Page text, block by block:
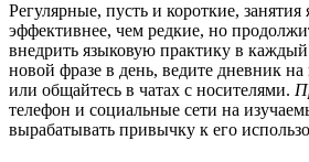
Регулярные, пусть и короткие, занятия
эффективнее, чем редкие, но
внедрить языковую практику в
новой фразе в день, ведите дневник
или общайтесь в чатах с носителями.
телефон и социальные сети на
вырабатывать привычку к его